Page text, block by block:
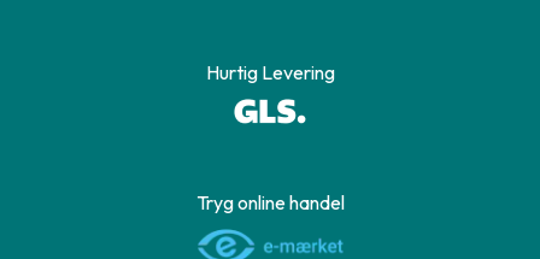
Hurtig Levering
Tryg online handel